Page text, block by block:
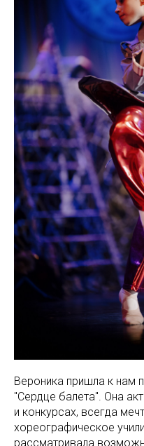
Вероника пришла к нам
"Сердце балета". Она
и конкурсах, всегда
хореографическое
рассматривала